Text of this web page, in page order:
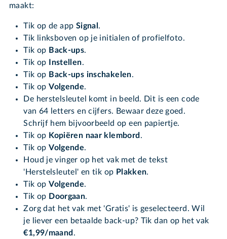
maakt:
Tik op de app Signal .
Tik linksboven op je initialen of profielfoto.
Tik op Back-ups.
Tik op
Instellen.
Tik op Back-ups inschakelen.
Tik opVolgende.
De herstelsleutel komt in beeld. Dit is een code
van 64 letters en cijfers. Bewaar deze goed.
Schrijf hem bijvoorbeeld op een papiertje.
Tik op Kopiëren naar klembord .
Tik opVolgende.
Houd je vinger op het vak met de tekst
'Herstelsleutel' en tik op Plakken.
Tik opVolgende.
Tik op Doorgaan.
Zorg dat het vak met 'Gratis' is geselecteerd. Wil
je liever een betaalde back-up? Tik dan op het vak
€1,99/maand .